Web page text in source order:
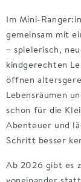
Im Mini-
gemeinsam mit
– spielerisch,
kindgerechten
öffnen
Lebensräumen
schon für die
Abenteuer und
Schritt besser
Ab 2026 gibt es